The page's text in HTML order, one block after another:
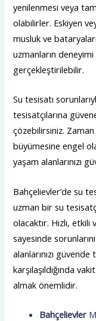
yenilenmesi veya
olabilirler. Eskiyen
musluk ve
uzmanların
gerçekleştirilebilir.
Su tesisatı
tesisatçılarına
çözebilirsiniz.
büyümesine engel
yaşam alanlarınızı
Bahçelievler’de su
uzman bir su
olacaktır. Hızlı,
sayesinde
alanlarınızı
karşılaşıldığında
almak önemlidir.
Bahçelievler